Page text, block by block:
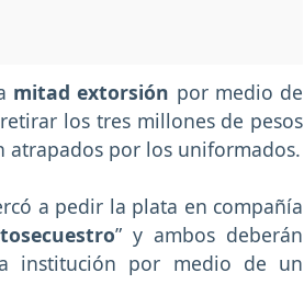
mitad extorsión por medio de
los tres millones de pesos
atrapados por los uniformados.
a pedir la plata en compañía
” y ambos deberán
institución por medio de un